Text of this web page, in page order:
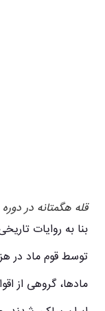
قله هگمتانه در
بنا به روایات
توسط قوم ماد در
مادها، گروهی از